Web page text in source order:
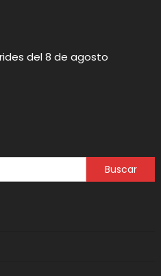
del 8 de agosto